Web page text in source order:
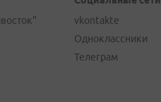
vkontakte
Одноклассники
Телеграм